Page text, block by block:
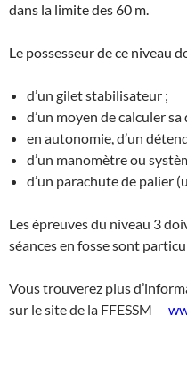
dans la limite des60 m.
Le possesseur de ce niveau
d’un gilet stabilisateur ;
d’un moyen de calculer
en autonomie, d’un
d’un manomètre ou
d’un parachute de palier
Les épreuves du niveau 3
séances en fosse sont
Vous trouverez plus
sur le site de la FFESSM